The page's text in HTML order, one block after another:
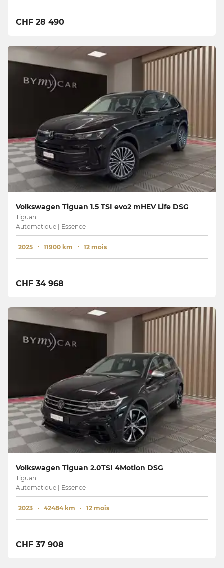
CHF 28 490
Volkswagen Tiguan 1.5 TSI evo2 mHEV Life DSG
Tiguan
Automatique | Essence
2025 11900 km 12 mois
CHF 34 968
Volkswagen Tiguan 2.0TSI 4Motion DSG
Tiguan
Automatique | Essence
2023 42484 km 12 mois
CHF 37 908